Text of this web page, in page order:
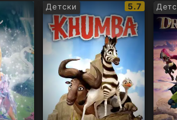
Детски
IMDb
рейтинг:
5.7